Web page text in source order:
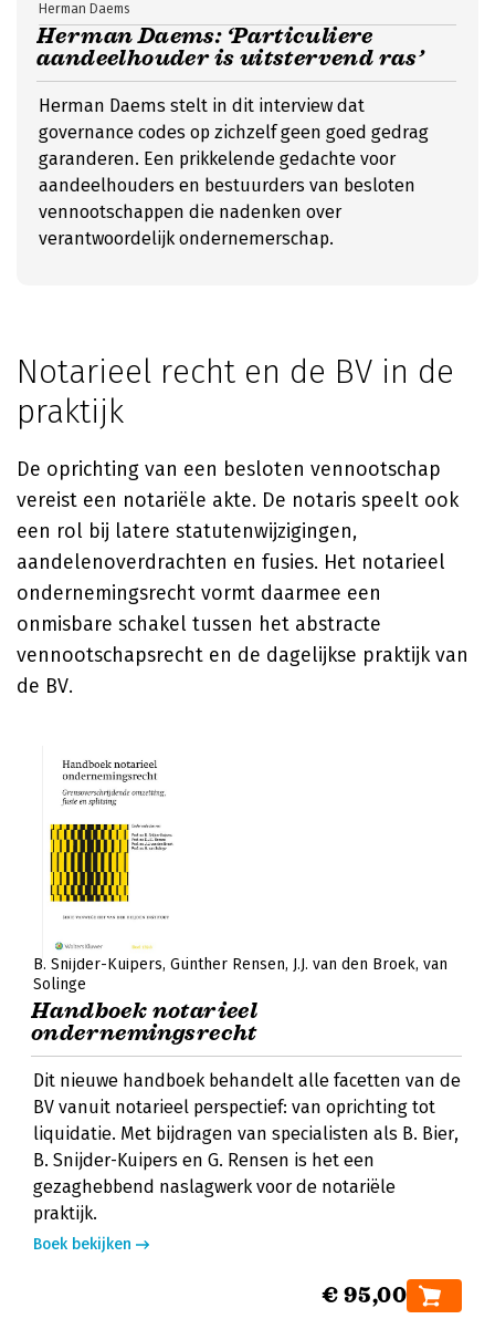
Herman Daems: ‘Particuliere
aandeelhouder is uitstervend ras’
Herman Daems
Herman Daems stelt in dit interview dat
governance codes op zichzelf geen goed gedrag
garanderen. Een prikkelende gedachte voor
aandeelhouders en bestuurders van besloten
vennootschappen die nadenken over
verantwoordelijk ondernemerschap.
Notarieel recht en de BV in de
praktijk
De oprichting van een besloten vennootschap
vereist een notariële akte. De notaris speelt ook
een rol bij latere statutenwijzigingen,
aandelenoverdrachten en fusies. Het notarieel
ondernemingsrecht vormt daarmee een
onmisbare schakel tussen het abstracte
vennootschapsrecht en de dagelijkse praktijk van
de BV.
B. Snijder-Kuipers Günther Rensen J.J. van den Broek van
Solinge
Handboek notarieel
ondernemingsrecht
Dit nieuwe handboek behandelt alle facetten van de
BV vanuit notarieel perspectief: van oprichting tot
liquidatie. Met bijdragen van specialisten als B. Bier,
B. Snijder-Kuipers en G. Rensen is het een
gezaghebbend naslagwerk voor de notariële
praktijk.
Boek bekijken
€ 95,00